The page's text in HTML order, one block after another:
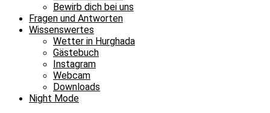
Bewirb dich bei uns
Fragen und Antworten
Wissenswertes
Wetter in Hurghada
Gästebuch
Instagram
Webcam
Downloads
Night Mode